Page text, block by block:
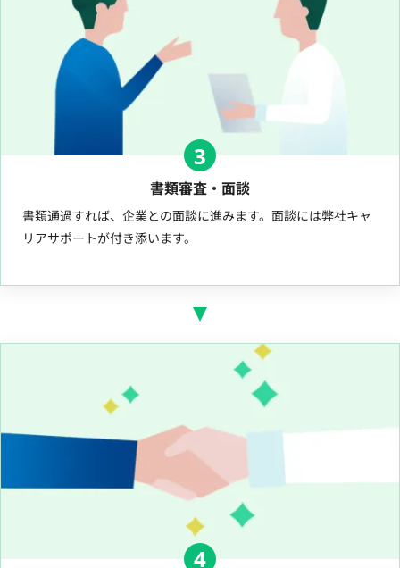
3
書類審査・面談
書類通過すれば、企業との面談に進みます。面談には弊社キャ
リアサポートが付き添います。
4